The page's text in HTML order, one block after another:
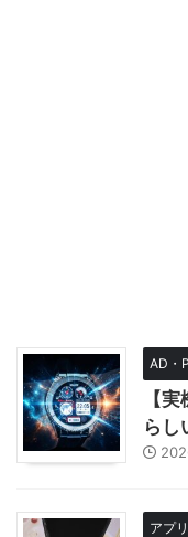
AD・
【
らし
アプリ